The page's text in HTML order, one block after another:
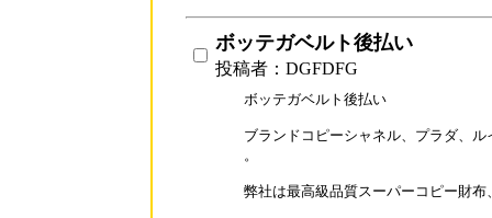
ボッテガベルト後払い
投稿者：DGFDFG
ボッテガベルト後払い
ブランドコピーシャネル、プラダ、
。
弊社は最高級品質スーパーコピー財